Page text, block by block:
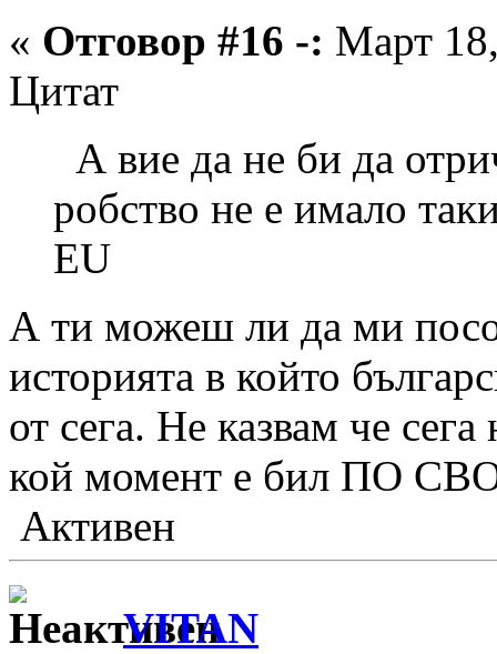
« Отговор #16 -: Март
Цитат
А вие да не би да
робство не е имало
EU
А ти можеш ли да ми
историята в който
от сега. Не казвам че
кой момент е бил ПО
Активен
VITAN